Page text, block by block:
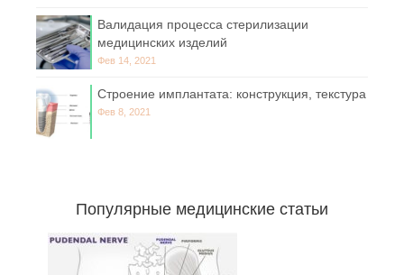
Валидация процесса стерилизации
медицинских изделий
Фев 14, 2021
Строение имплантата: конструкция, текстура
Фев 8, 2021
Популярные медицинские статьи